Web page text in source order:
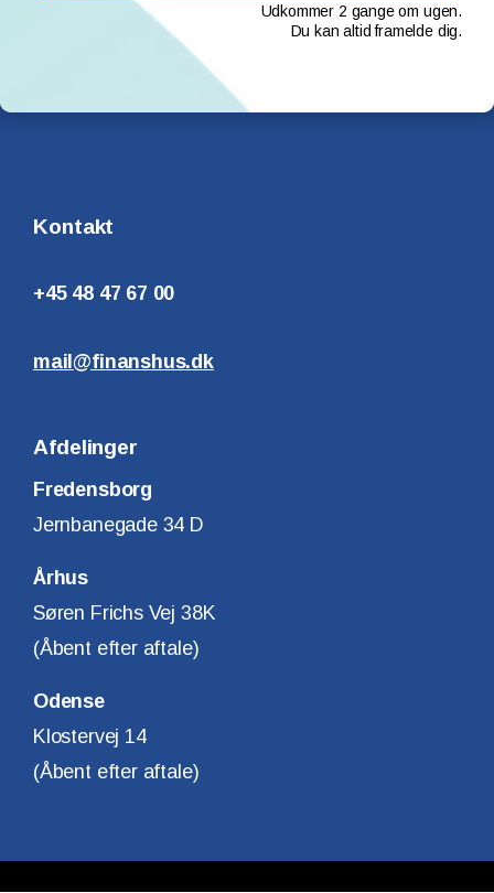
Udkommer 2 gange om ugen.
Du kan altid framelde dig.
Kontakt
+45 48 47 67 00
mail@finanshus.dk
Afdelinger
Fredensborg
Jernbanegade 34 D
Århus
Søren Frichs Vej 38K
(Åbent efter aftale)
Odense
Klostervej 14
(Åbent efter aftale)